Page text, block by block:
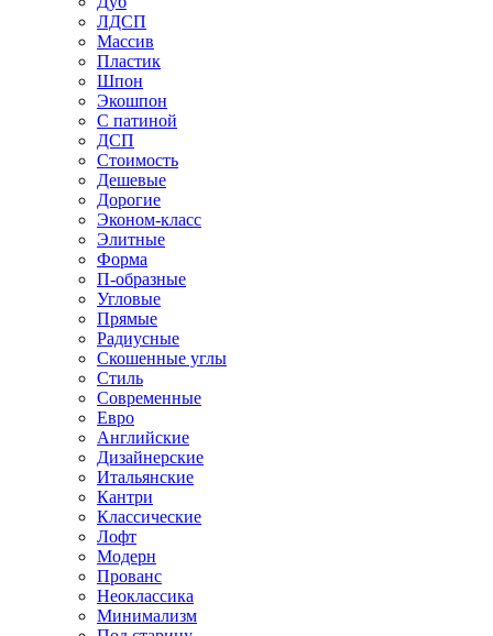
ЛДСП
Массив
Пластик
Шпон
Экошпон
С патиной
ДСП
Стоимость
Дешевые
Дорогие
Эконом-класс
Элитные
Форма
П-образные
Угловые
Прямые
Радиусные
Скошенные углы
Стиль
Современные
Евро
Английские
Дизайнерские
Итальянские
Кантри
Классические
Лофт
Модерн
Прованс
Неоклассика
Минимализм